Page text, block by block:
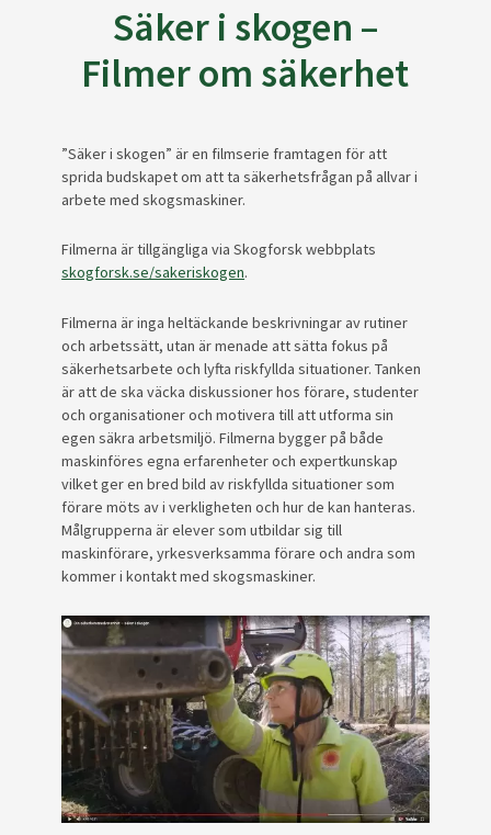
Säker i skogen –
Filmer om säkerhet
”Säker i skogen” är en filmserie framtagen för att
sprida budskapet om att ta säkerhetsfrågan på allvar i
arbete med skogsmaskiner.
Filmerna är tillgängliga via Skogforsk webbplats
skogforsk.se/sakeriskogen.
Filmerna är inga heltäckande beskrivningar av rutiner
och arbetssätt, utan är menade att sätta fokus på
säkerhetsarbete och lyfta riskfyllda situationer. Tanken
är att de ska väcka diskussioner hos förare, studenter
och organisationer och motivera till att utforma sin
egen säkra arbetsmiljö. Filmerna bygger på både
maskinföres egna erfarenheter och expertkunskap
vilket ger en bred bild av riskfyllda situationer som
förare möts av i verkligheten och hur de kan hanteras.
Målgrupperna är elever som utbildar sig till
maskinförare, yrkesverksamma förare och andra som
kommer i kontakt med skogsmaskiner.